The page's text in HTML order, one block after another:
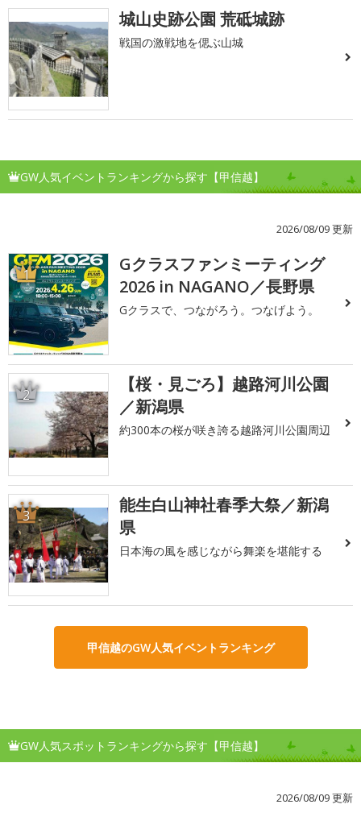
城山史跡公園 荒砥城跡
戦国の激戦地を偲ぶ山城
GW人気イベントランキングから探す【甲信越】
2026/08/09 更新
1
Gクラスファンミーティング
2026 in NAGANO／長野県
Gクラスで、つながろう。つなげよう。
2
【桜・見ごろ】越路河川公園
／新潟県
約300本の桜が咲き誇る越路河川公園周辺
3
能生白山神社春季大祭／新潟
県
日本海の風を感じながら舞楽を堪能する
甲信越のGW人気イベントランキング
GW人気スポットランキングから探す【甲信越】
2026/08/09 更新